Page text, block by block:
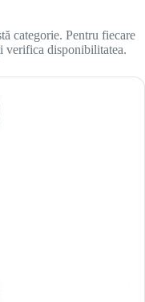
categorie. Pentru fiecare
verifica disponibilitatea.